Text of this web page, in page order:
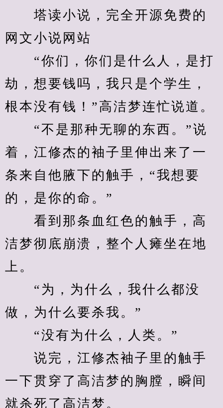
塔读小说，完全开源免费的
网文小说网站
“你们，你们是什么人，是打
劫，想要钱吗，我只是个学生，
根本没有钱！”高洁梦连忙说道。
“不是那种无聊的东西。”说
着，江修杰的袖子里伸出来了一
条来自他腋下的触手，“我想要
的，是你的命。”
看到那条血红色的触手，高
洁梦彻底崩溃，整个人瘫坐在地
上。
“为，为什么，我什么都没
做，为什么要杀我。”
“没有为什么，人类。”
说完，江修杰袖子里的触手
一下贯穿了高洁梦的胸膛，瞬间
就杀死了高洁梦。